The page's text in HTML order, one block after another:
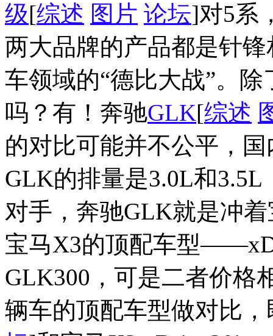
级[综述 图片 论坛]对5系
两大品牌的产品都是针
车领域的“德比大战”。
吗？有！奔驰GLK[综述
的对比可能并不公平，
GLK的排量是3.0L和
对手，奔驰GLK就是冲
宝马X3的顶配车型
GLK300，可是二者价格
辆车的顶配车型做对比